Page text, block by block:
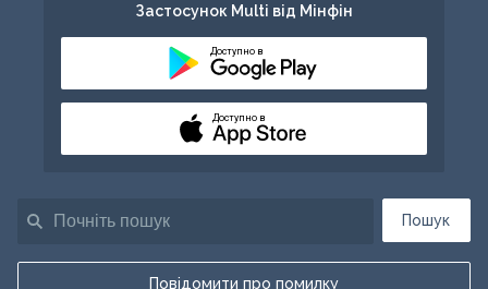
Пошук
Повідомити про помилку
Застосунок Multi від Мінфін
Доступно в
Доступно в